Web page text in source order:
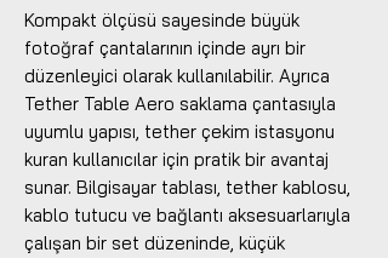
Kompakt ölçüsü sayesinde büyük
fotoğraf çantalarının içinde ayrı bir
düzenleyici olarak kullanılabilir. Ayrıca
Tether Table Aero saklama çantasıyla
uyumlu yapısı, tether çekim istasyonu
kuran kullanıcılar için pratik bir avantaj
sunar. Bilgisayar tablası, tether kablosu,
kablo tutucu ve bağlantı aksesuarlarıyla
çalışan bir set düzeninde, küçük